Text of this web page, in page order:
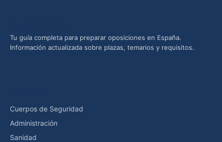
Tu guía completa para preparar oposiciones en España.
Información actualizada sobre plazas, temarios y requisitos.
Cuerpos de Seguridad
Administración
Sanidad